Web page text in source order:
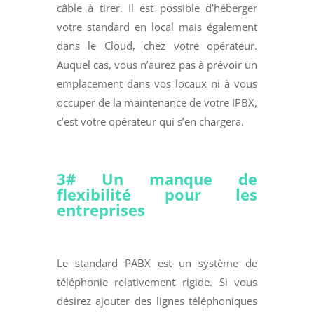
câble à tirer. Il est possible d’héberger
votre standard en local mais également
dans le Cloud, chez votre opérateur.
Auquel cas, vous n’aurez pas à prévoir un
emplacement dans vos locaux ni à vous
occuper de la maintenance de votre IPBX,
c’est votre opérateur qui s’en chargera.
3# Un manque de
flexibilité pour les
entreprises
Le standard PABX est un système de
téléphonie relativement rigide. Si vous
désirez ajouter des lignes téléphoniques